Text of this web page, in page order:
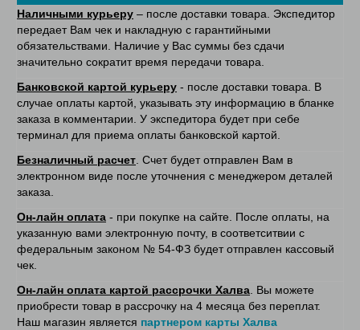
Наличными курьеру – после доставки товара. Экспедитор
передает Вам чек и накладную с гарантийными
обязательствами. Наличие у Вас суммы без сдачи
значительно сократит время передачи товара.
Банковской картой курьеру - после доставки товара. В
случае оплаты картой, указывать эту информацию в бланке
заказа в комментарии. У экспедитора будет при себе
терминал для приема оплаты банковской картой.
Безналичный расчет. Счет будет отправлен Вам в
электронном виде после уточнения с менеджером деталей
заказа.
Он-лайн оплата - при покупке на сайте. После оплаты, на
указанную вами электронную почту, в соответситвии с
федеральным законом № 54-ФЗ будет отправлен кассовый
чек.
Он-лайн оплата картой рассрочки Халва. Вы можете
приобрести товар в рассрочку на 4 месяца без переплат.
Наш магазин является партнером карты Халва